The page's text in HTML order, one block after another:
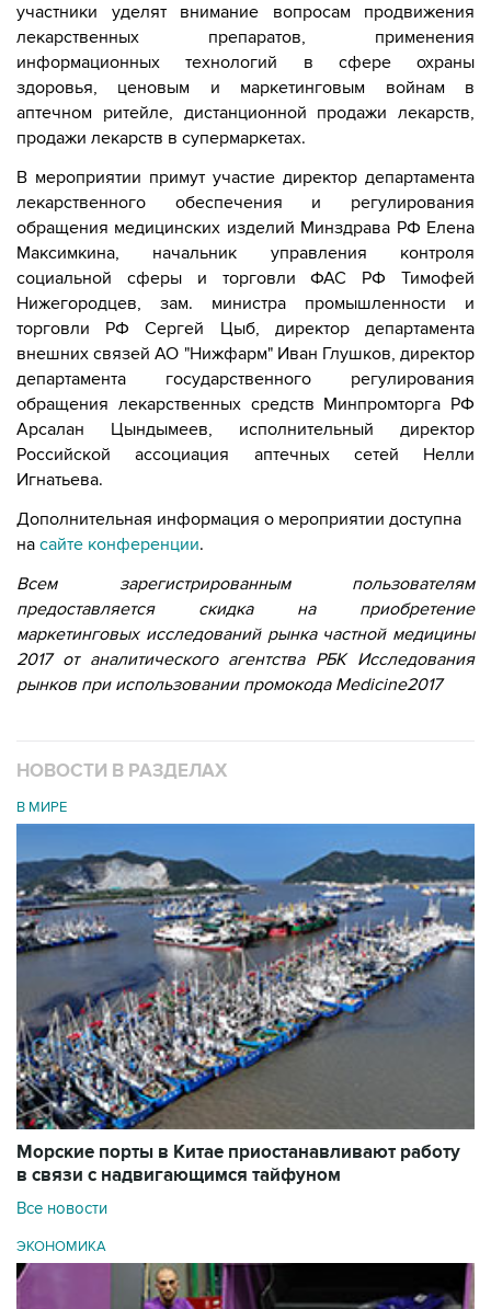
участники уделят внимание вопросам продвижения
лекарственных препаратов, применения
информационных технологий в сфере охраны
здоровья, ценовым и маркетинговым войнам в
аптечном ритейле, дистанционной продажи лекарств,
продажи лекарств в супермаркетах.
В мероприятии примут участие директор департамента
лекарственного обеспечения и регулирования
обращения медицинских изделий Минздрава РФ Елена
Максимкина, начальник управления контроля
социальной сферы и торговли ФАС РФ Тимофей
Нижегородцев, зам. министра промышленности и
торговли РФ Сергей Цыб, директор департамента
внешних связей АО "Нижфарм" Иван Глушков, директор
департамента государственного регулирования
обращения лекарственных средств Минпромторга РФ
Арсалан Цындымеев, исполнительный директор
Российской ассоциация аптечных сетей Нелли
Игнатьева.
Дополнительная информация о мероприятии доступна
на сайте конференции.
Всем зарегистрированным пользователям
предоставляется скидка на приобретение
маркетинговых исследований рынка частной медицины
2017 от аналитического агентства РБК Исследования
рынков при использовании промокода Medicine2017
НОВОСТИ В РАЗДЕЛАХ
В МИРЕ
Морские порты в Китае приостанавливают работу
в связи с надвигающимся тайфуном
Все новости
ЭКОНОМИКА